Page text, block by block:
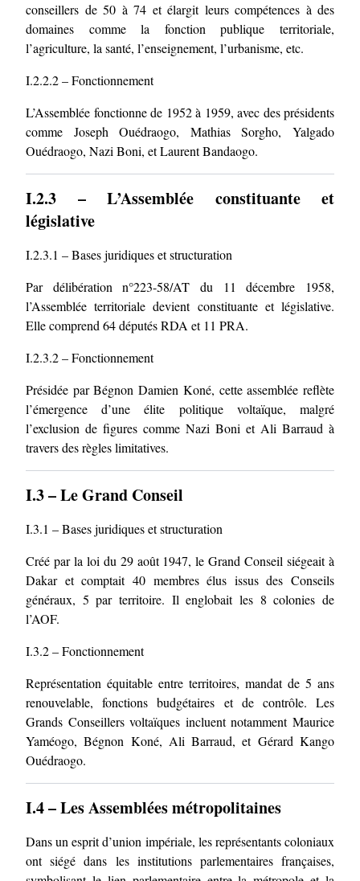
conseillers de 50 à 74 et élargit leurs compétences à des
domaines comme la fonction publique territoriale,
l’agriculture, la santé, l’enseignement, l’urbanisme, etc.
I.2.2.2 – Fonctionnement
L’Assemblée fonctionne de 1952 à 1959, avec des présidents
comme Joseph Ouédraogo, Mathias Sorgho, Yalgado
Ouédraogo, Nazi Boni, et Laurent Bandaogo.
I.2.3 – L’Assemblée constituante et
législative
I.2.3.1 – Bases juridiques et structuration
Par délibération n°223-58/AT du 11 décembre 1958,
l’Assemblée territoriale devient constituante et législative.
Elle comprend 64 députés RDA et 11 PRA.
I.2.3.2 – Fonctionnement
Présidée par Bégnon Damien Koné, cette assemblée reflète
l’émergence d’une élite politique voltaïque, malgré
l’exclusion de figures comme Nazi Boni et Ali Barraud à
travers des règles limitatives.
I.3 – Le Grand Conseil
I.3.1 – Bases juridiques et structuration
Créé par la loi du 29 août 1947, le Grand Conseil siégeait à
Dakar et comptait 40 membres élus issus des Conseils
généraux, 5 par territoire. Il englobait les 8 colonies de
l’AOF.
I.3.2 – Fonctionnement
Représentation équitable entre territoires, mandat de 5 ans
renouvelable, fonctions budgétaires et de contrôle. Les
Grands Conseillers voltaïques incluent notamment Maurice
Yaméogo, Bégnon Koné, Ali Barraud, et Gérard Kango
Ouédraogo.
I.4 – Les Assemblées métropolitaines
Dans un esprit d’union impériale, les représentants coloniaux
ont siégé dans les institutions parlementaires françaises,